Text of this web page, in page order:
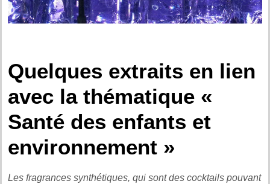
Quelques extraits en lien
avec la thématique «
Santé des enfants et
environnement »
Les fragrances synthétiques, qui sont des cocktails pouvant